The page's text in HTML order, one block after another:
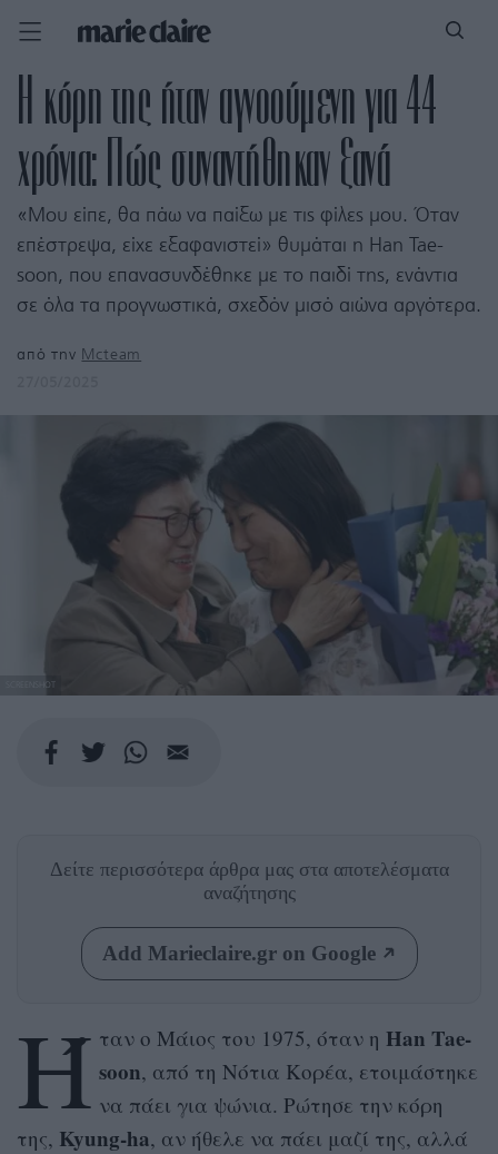
Η κόρη της ήταν αγνοούμενη για 44
χρόνια: Πώς συναντήθηκαν ξανά
«Μου είπε, θα πάω να παίξω με τις φίλες μου. Όταν
επέστρεψα, είχε εξαφανιστεί» θυμάται η Han Tae-
soon, που επανασυνδέθηκε με το παιδί της, ενάντια
σε όλα τα προγνωστικά, σχεδόν μισό αιώνα αργότερα.
από την Mcteam
SCREENSHOT
Δείτε περισσότερα άρθρα μας στα αποτελέσματα
αναζήτησης
Add Marieclaire.gr on Google
Ή ταν ο Μάιος του 1975, όταν η Han Tae-
soon, από τη Νότια Κορέα, ετοιμάστηκε
να πάει για ψώνια. Ρώτησε την κόρη
της, Kyung-ha, αν ήθελε να πάει μαζί της, αλλά